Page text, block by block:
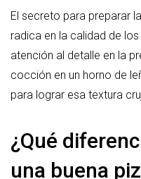
El secreto para preparar
radica en la calidad de
atención al detalle en la
cocción en un horno de
para lograr esa textura
¿Qué
una buena